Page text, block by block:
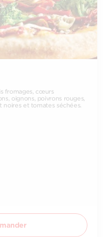
fromages, cœurs
oignons, poivrons rouges,
noires et tomates séchées.